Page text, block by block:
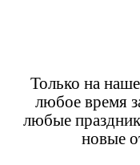
Только на
любое время
любые
новые